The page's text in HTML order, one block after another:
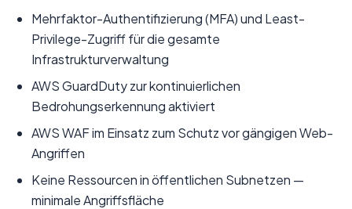
Mehrfaktor-Authentifizierung (MFA) und Least-
Privilege-Zugriff für die gesamte
Infrastrukturverwaltung
AWS GuardDuty zur kontinuierlichen
Bedrohungserkennung aktiviert
AWS WAF im Einsatz zum Schutz vor gängigen Web-
Angriffen
Keine Ressourcen in öffentlichen Subnetzen —
minimale Angriffsfläche